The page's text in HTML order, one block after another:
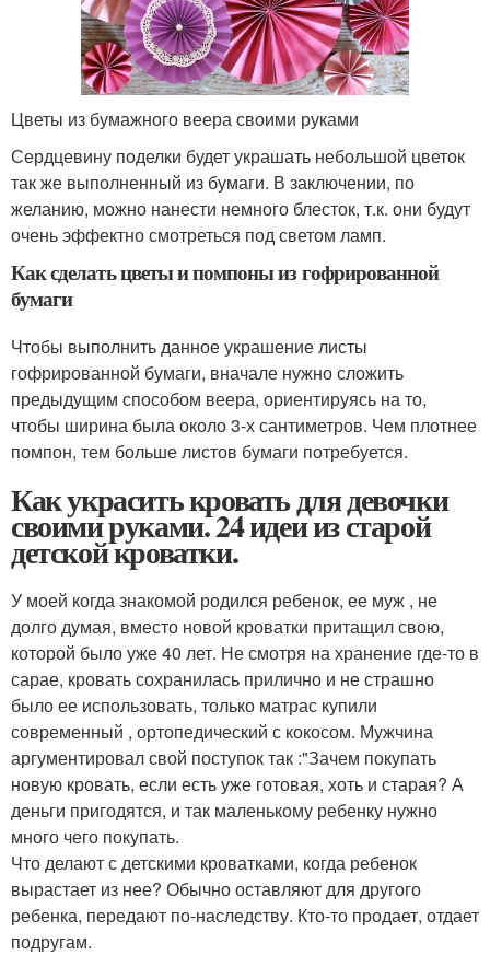
Цветы из бумажного веера своими руками
Сердцевину поделки будет украшать небольшой цветок
так же выполненный из бумаги. В заключении, по
желанию, можно нанести немного блесток, т.к. они будут
очень эффектно смотреться под светом ламп.
Как сделать цветы и помпоны из гофрированной
бумаги
Чтобы выполнить данное украшение листы
гофрированной бумаги, вначале нужно сложить
предыдущим способом веера, ориентируясь на то,
чтобы ширина была около 3-х сантиметров. Чем плотнее
помпон, тем больше листов бумаги потребуется.
Как украсить кровать для девочки
своими руками. 24 идеи из старой
детской кроватки.
У моей когда знакомой родился ребенок, ее муж , не
долго думая, вместо новой кроватки притащил свою,
которой было уже 40 лет. Не смотря на хранение где-то в
сарае, кровать сохранилась прилично и не страшно
было ее использовать, только матрас купили
современный , ортопедический с кокосом. Мужчина
аргументировал свой поступок так :"Зачем покупать
новую кровать, если есть уже готовая, хоть и старая? А
деньги пригодятся, и так маленькому ребенку нужно
много чего покупать.
Что делают с детскими кроватками, когда ребенок
вырастает из нее? Обычно оставляют для другого
ребенка, передают по-наследству. Кто-то продает, отдает
подругам.